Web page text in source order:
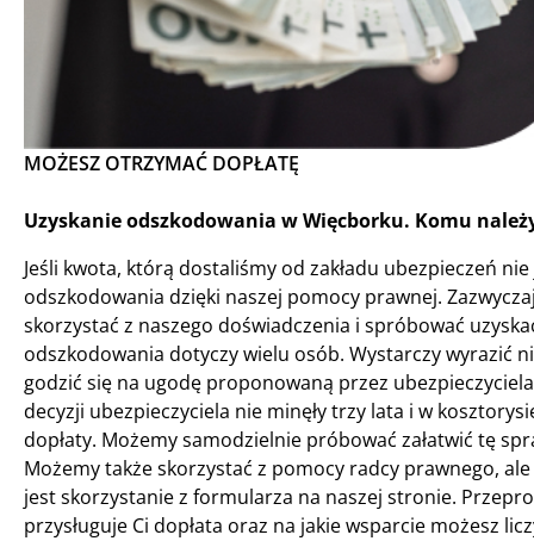
MOŻESZ OTRZYMAĆ DOPŁATĘ
Uzyskanie odszkodowania w Więcborku. Komu
Jeśli kwota, którą dostaliśmy od zakładu ubezpieczeń
odszkodowania dzięki naszej pomocy prawnej.
skorzystać z naszego doświadczenia i spróbować
odszkodowania dotyczy wielu osób. Wystarczy wyrazić
godzić się na ugodę proponowaną przez
decyzji ubezpieczyciela nie minęły trzy lata i w
dopłaty. Możemy samodzielnie próbować załatwić tę
Możemy także skorzystać z pomocy radcy prawnego,
jest skorzystanie z formularza na naszej stronie.
przysługuje Ci dopłata oraz na jakie wsparcie możesz